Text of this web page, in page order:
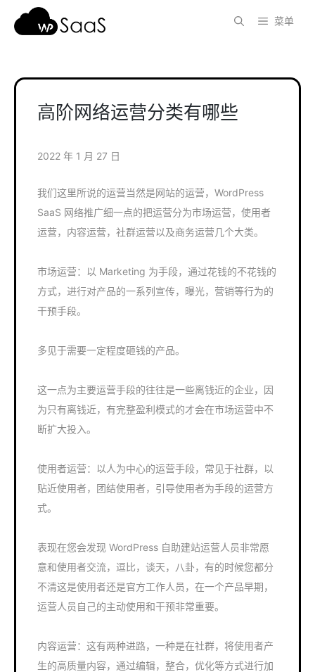
菜单
高阶网络运营分类有哪些
2022 年 1 月 27 日
我们这里所说的运营当然是网站的运营，WordPress
SaaS 网络推广细一点的把运营分为市场运营，使用者
运营，内容运营，社群运营以及商务运营几个大类。
市场运营：以 Marketing 为手段，通过花钱的不花钱的
方式，进行对产品的一系列宣传，曝光，营销等行为的
干预手段。
多见于需要一定程度砸钱的产品。
这一点为主要运营手段的往往是一些离钱近的企业，因
为只有离钱近，有完整盈利模式的才会在市场运营中不
断扩大投入。
使用者运营：以人为中心的运营手段，常见于社群，以
贴近使用者，团结使用者，引导使用者为手段的运营方
式。
表现在您会发现 WordPress 自助建站运营人员非常愿
意和使用者交流，逗比，谈天，八卦，有的时候您都分
不清这是使用者还是官方工作人员，在一个产品早期，
运营人员自己的主动使用和干预非常重要。
内容运营：这有两种进路，一种是在社群，将使用者产
生的高质量内容，通过编辑，整合，优化等方式进行加